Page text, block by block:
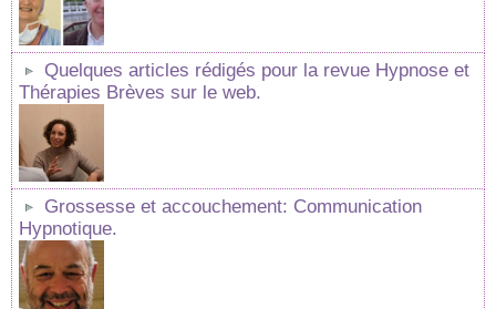
Quelques articles rédigés pour la revue Hypnose et
Thérapies Brèves sur le web.
Grossesse et accouchement: Communication
Hypnotique.